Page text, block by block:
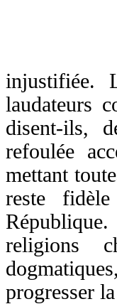
A
injustifiée.
laudateurs
disent-ils,
refoulée
mettant
reste
République.
religions
progresser